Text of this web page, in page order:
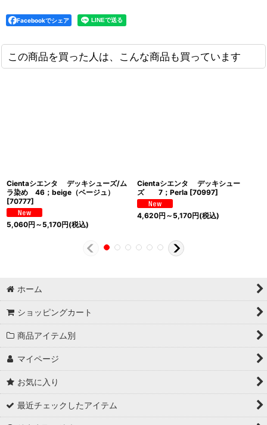
Facebookでシェア
この商品を買った人は、こんな商品も買っています
Cientaシエンタ デッキシューズ/ム
ラ染め 46；beige（ベージュ）
[70777]
5,060円 ～5,170円(税込)
Cientaシエンタ デッキシュー
ズ 7；Perla [70997]
4,620円 ～5,170円(税込)
ホーム
ショッピングカート
商品アイテム別
マイページ
お気に入り
最近チェックしたアイテム